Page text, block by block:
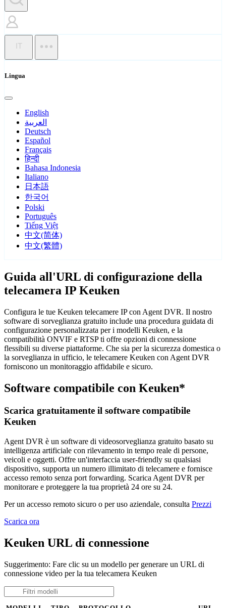
IT
Lingua
English
العربية
Deutsch
Español
Français
हिन्दी
Bahasa Indonesia
Italiano
日本語
한국어
Polski
Português
Tiếng Việt
中文(简体)
中文(繁體)
Guida all'URL di configurazione della
telecamera IP Keuken
Configura le tue Keuken telecamere IP con Agent DVR. Il nostro
software di sorveglianza gratuito include una procedura guidata di
configurazione personalizzata per i modelli Keuken, e la
compatibilità ONVIF e RTSP ti offre opzioni di connessione
flessibili su diverse piattaforme. Che sia per la sicurezza domestica o
la sorveglianza in ufficio, le telecamere Keuken con Agent DVR
forniscono un monitoraggio affidabile e sicuro.
Software compatibile con Keuken*
Scarica gratuitamente il software compatibile
Keuken
Agent DVR è un software di videosorveglianza gratuito basato su
intelligenza artificiale con rilevamento in tempo reale di persone,
veicoli e oggetti. Offre un'interfaccia user-friendly su qualsiasi
dispositivo, supporta un numero illimitato di telecamere e fornisce
accesso remoto senza port forwarding. Scarica Agent DVR per
monitorare e proteggere la tua proprietà 24 ore su 24.
Per un accesso remoto sicuro o per uso aziendale, consulta Prezzi
Scarica ora
Keuken URL di connessione
Suggerimento: Fare clic su un modello per generare un URL di
connessione video per la tua telecamera Keuken